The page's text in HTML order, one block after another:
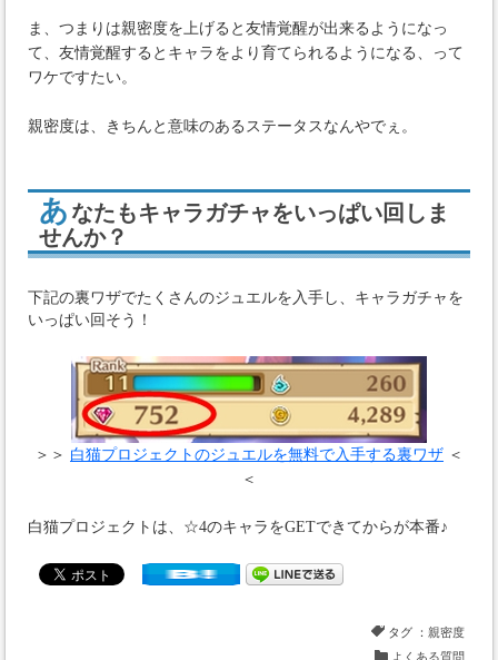
ま、つまりは親密度を上げると友情覚醒が出来るようになっ
て、友情覚醒するとキャラをより育てられるようになる、って
ワケですたい。
親密度は、きちんと意味のあるステータスなんやでぇ。
あ なたもキャラガチャをいっぱい回しま
せんか？
下記の裏ワザでたくさんのジュエルを入手し、キャラガチャを
いっぱい回そう！
＞＞ 白猫プロジェクトのジュエルを無料で入手する裏ワザ＜
＜
白猫プロジェクトは、☆4のキャラをGETできてからが本番♪
タグ ： 親密度
よくある質問